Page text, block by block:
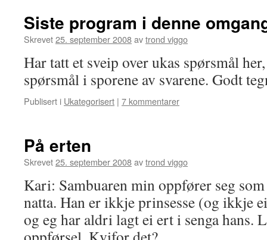
Siste program i denne
Skrevet25. september 2008avtrond viggo
Har tatt et sveip over ukas spørsmål
spørsmål i sporene av svarene. Godt
Publisert i Ukategorisert | 7 kommentarer
På erten
Skrevet25. september 2008avtrond viggo
Kari: Sambuaren min oppfører seg
natta. Han er ikkje prinsesse (og ikkje
og eg har aldri lagt ei ert i senga hans.